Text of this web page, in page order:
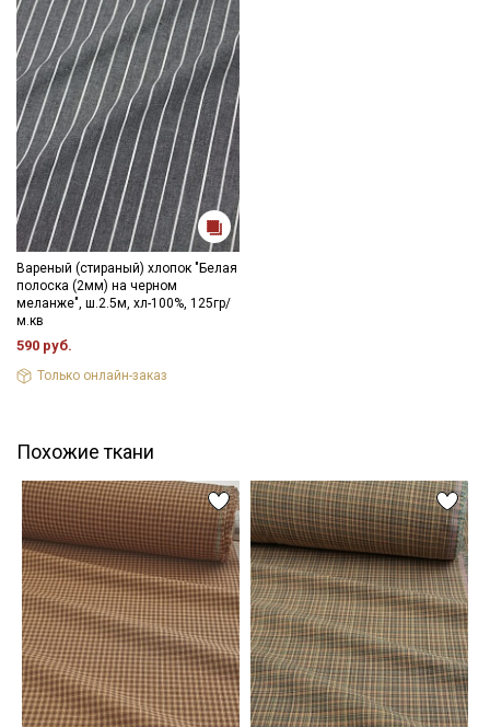
Вареный (стираный) хлопок "Белая
полоска (2мм) на черном
меланже", ш.2.5м, хл-100%, 125гр/
м.кв
590 руб.
Только онлайн-заказ
Похожие ткани